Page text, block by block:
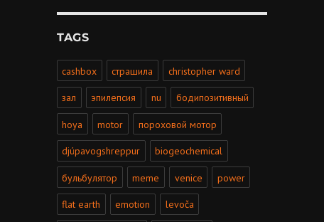
TAGS
cashbox страшила christopher ward
зал эпилепсия nu бодипозитивный
hoya motor пороховой мотор
djúpavogshreppur biogeochemical
бульбулятор meme venice power
flat earth emotion levoča